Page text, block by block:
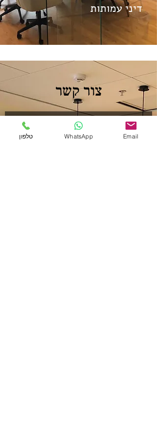
דיני עמותות
צור קשר
טלפון WhatsApp Email